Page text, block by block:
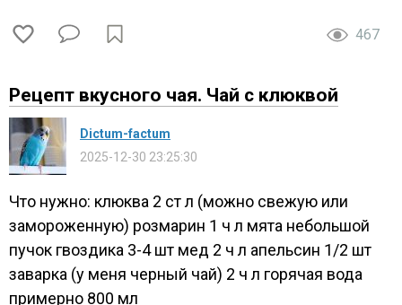
467
Рецепт вкусного чая. Чай с клюквой
Dictum-factum
2025-12-30 23:25:30
Что нужно: клюква 2 ст л (можно свежую или
замороженную) розмарин 1 ч л мята небольшой
пучок гвоздика 3-4 шт мед 2 ч л апельсин 1/2 шт
заварка (у меня черный чай) 2 ч л горячая вода
примерно 800 мл